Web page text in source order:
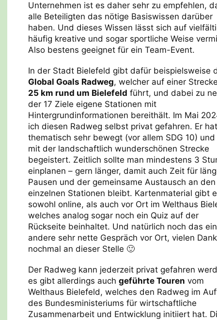
Unternehmen ist es daher sehr zu empfehlen,
alle Beteiligten das nötige Basiswissen darüber
haben. Und dieses Wissen lässt sich auf
häufig kreative und sogar sportliche Weise
Also bestens geeignet für ein Team-Event.
In der Stadt Bielefeld gibt dafür beispielsweise
Global Goals Radweg, welcher auf einer
25 km rund um Bielefeld führt, und dabei zu
der 17 Ziele eigene Stationen mit
Hintergrundinformationen bereithält. Im Mai
ich diesen Radweg selbst privat gefahren. Er
thematisch sehr bewegt (vor allem SDG 10) und
mit der landschaftlich wunderschönen Strecke
begeistert. Zeitlich sollte man mindestens 3
einplanen – gern länger, damit auch Zeit für
Pausen und der gemeinsame Austausch an den
einzelnen Stationen bleibt. Kartenmaterial gibt
sowohl online, als auch vor Ort im Welthaus
welches analog sogar noch ein Quiz auf der
Rückseite beinhaltet. Und natürlich noch das
andere sehr nette Gespräch vor Ort, vielen Dank
nochmal an dieser Stelle 🙂
Der Radweg kann jederzeit privat gefahren
es gibt allerdings auch geführte Touren vom
Welthaus Bielefeld, welches den Radweg im
des Bundesministeriums für wirtschaftliche
Zusammenarbeit und Entwicklung initiiert hat.